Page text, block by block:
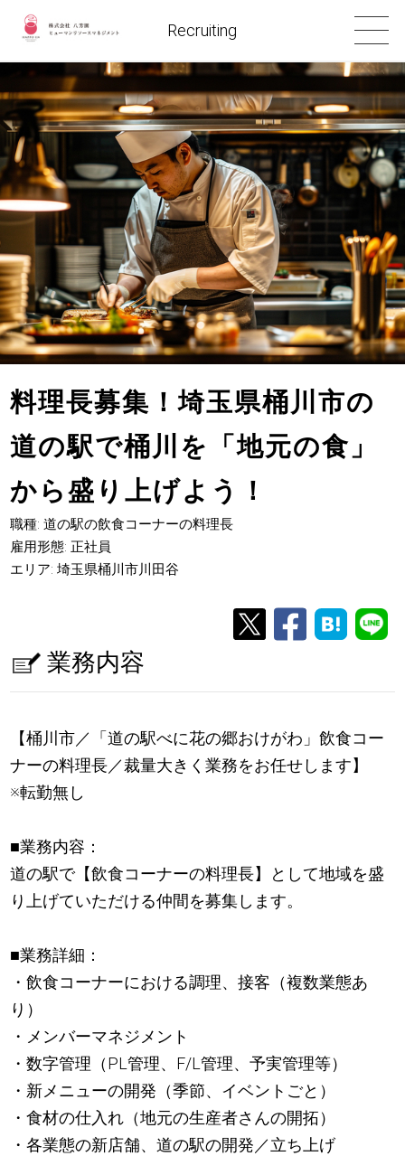
Recruiting
料理長募集！埼玉県桶川市の
道の駅で桶川を「地元の食」
から盛り上げよう！
職種: 道の駅の飲食コーナーの料理長
雇用形態: 正社員
エリア: 埼玉県桶川市川田谷
業務内容
【桶川市／「道の駅べに花の郷おけがわ」飲食コー
ナーの料理長／裁量大きく業務をお任せします】
※転勤無し
■業務内容：
道の駅で【飲食コーナーの料理長】として地域を盛
り上げていただける仲間を募集します。
■業務詳細：
・飲食コーナーにおける調理、接客（複数業態あ
り）
・メンバーマネジメント
・数字管理（PL管理、F/L管理、予実管理等）
・新メニューの開発（季節、イベントごと）
・食材の仕入れ（地元の生産者さんの開拓）
・各業態の新店舗、道の駅の開発／立ち上げ